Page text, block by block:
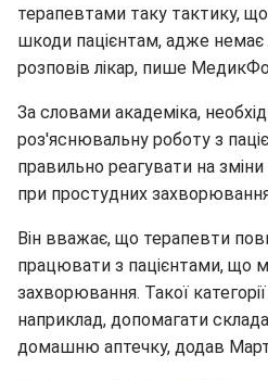
терапевтами таку тактику,
шкоди пацієнтам, адже немає
розповів лікар, пише
За словами академіка,
роз'яснювальну роботу з
правильно реагувати на
при простудних
Він вважає, що терапевти
працювати з пацієнтами, що
захворювання. Такої
наприклад, допомагати
домашню аптечку, додав